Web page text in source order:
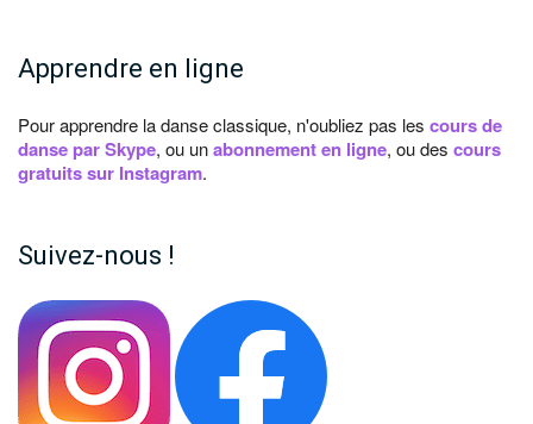
Apprendre en ligne
Pour apprendre la danse classique, n'oubliez pas les cours de
danse par Skype, ou unabonnement en ligne, ou des cours
gratuits sur Instagram.
Suivez-nous !